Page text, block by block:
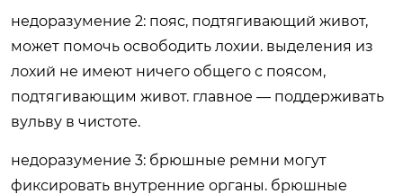
недоразумение 2: пояс, подтягивающий живот,
может помочь освободить лохии. выделения из
лохий не имеют ничего общего с поясом,
подтягивающим живот. главное — поддерживать
вульву в чистоте.
недоразумение 3: брюшные ремни могут
фиксировать внутренние органы. брюшные